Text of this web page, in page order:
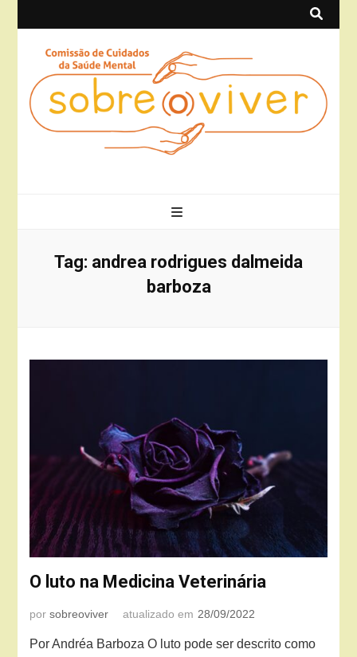
Tag: andrea rodrigues dalmeida
barboza
O luto na Medicina Veterinária
porsobreoviver atualizado em 28/09/2022
Por Andréa Barboza O luto pode ser descrito como